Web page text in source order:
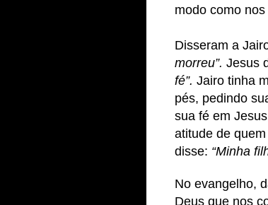
modo como
Disseram a
morreu”. Jesus
fé”. Jairo tinha
pés, pedindo
sua fé em
atitude de
disse: “Minha
No evangelho,
Deus que nos